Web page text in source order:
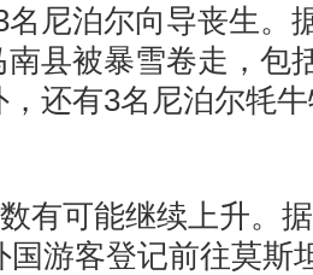
尼泊尔向导丧生。
县被暴雪卷走，包
还有3名尼泊尔牦
有可能继续上升。
国游客登记前往莫斯